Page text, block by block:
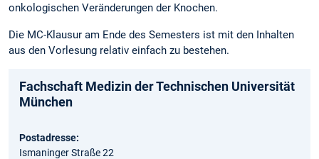
onkologischen Veränderungen der Knochen.
Die MC-Klausur am Ende des Semesters ist mit den Inhalten
aus den Vorlesung relativ einfach zu bestehen.
Fachschaft Medizin der Technischen Universität
München
Postadresse:
Ismaninger Straße 22